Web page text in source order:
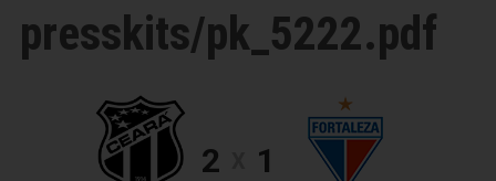
presskits/pk_5222.pdf
2 1